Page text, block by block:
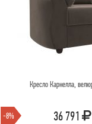
Кресло Карнелла,
-8% 36 791